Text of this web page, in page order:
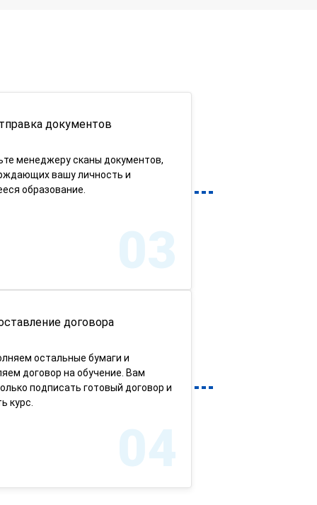
документов
менеджеру сканы документов,
вашу личность и
образование.
03
договора
остальные бумаги и
договор на обучение. Вам
подписать готовый договор и
курс.
04